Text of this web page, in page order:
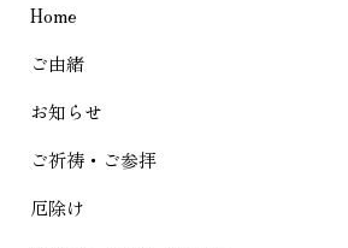
ー
シ
ョ
ン
Home
ご由緒
お知らせ
ご祈祷・ご参拝
厄除け